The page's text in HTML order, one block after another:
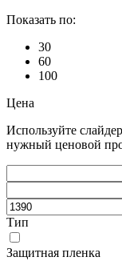
Показать по:
30
60
100
Цена
Используйте
нужный ценовой
Тип
Защитная пленка